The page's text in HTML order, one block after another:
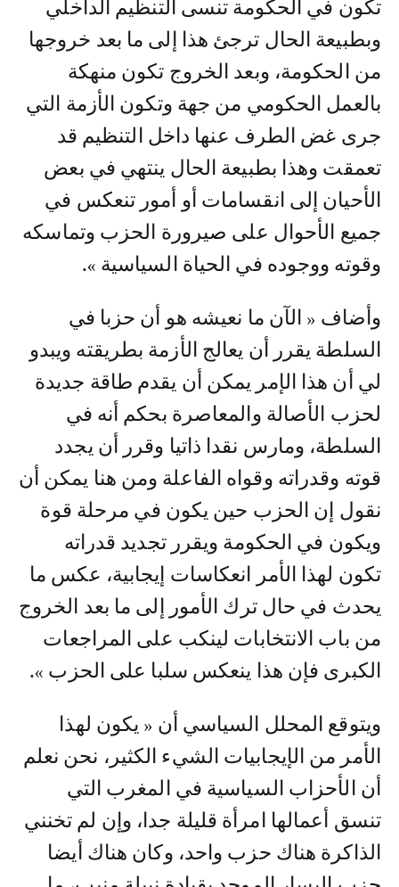
تكون في الحكومة تنسى التنظيم الداخلي
وبطبيعة الحال ترجئ هذا إلى ما بعد خروجها
من الحكومة، وبعد الخروج تكون منهكة
بالعمل الحكومي من جهة وتكون الأزمة التي
جرى غض الطرف عنها داخل التنظيم قد
تعمقت وهذا بطبيعة الحال ينتهي في بعض
الأحيان إلى انقسامات أو أمور تنعكس في
جميع الأحوال على صيرورة الحزب وتماسكه
وقوته ووجوده في الحياة السياسية ».
وأضاف « الآن ما نعيشه هو أن حزبا في
السلطة يقرر أن يعالج الأزمة بطريقته ويبدو
لي أن هذا الإمر يمكن أن يقدم طاقة جديدة
لحزب الأصالة والمعاصرة بحكم أنه في
السلطة، ومارس نقدا ذاتيا وقرر أن يجدد
قوته وقدراته وقواه الفاعلة ومن هنا يمكن أن
نقول إن الحزب حين يكون في مرحلة قوة
ويكون في الحكومة ويقرر تجديد قدراته
تكون لهذا الأمر انعكاسات إيجابية، عكس ما
يحدث في حال ترك الأمور إلى ما بعد الخروج
من باب الانتخابات لينكب على المراجعات
الكبرى فإن هذا ينعكس سلبا على الحزب ».
ويتوقع المحلل السياسي أن « يكون لهذا
الأمر من الإيجابيات الشيء الكثير، نحن نعلم
أن الأحزاب السياسية في المغرب التي
تنسق أعمالها امرأة قليلة جدا، وإن لم تخنني
الذاكرة هناك حزب واحد، وكان هناك أيضا